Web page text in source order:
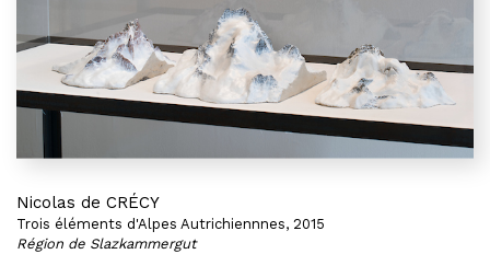
Nicolas de CRÉCY
Trois éléments d'Alpes Autrichiennnes, 2015
Région de Slazkammergut